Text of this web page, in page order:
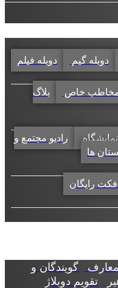
دوبله گیم
دوبله فیلم
خاص
بلاگ
رادیو مجتمع و
ها
رایگان
گویندگان و
تقویم دوبلاژ